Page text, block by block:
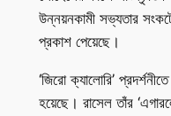
উন্নয়নকামী সভ্যতার
প্রকাশ পেয়েছে।
‘জিরো ক্যালোরি’
হয়েছে। রাসেল তাঁর